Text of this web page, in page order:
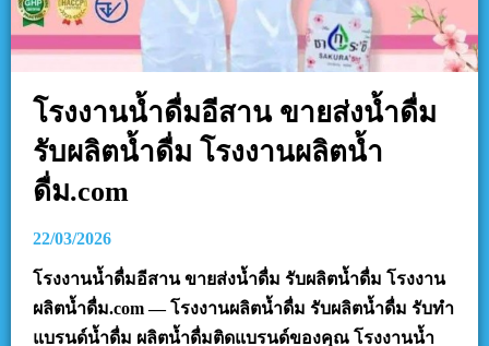
โรงงานน้ำดื่มอีสาน ขายส่งน้ำดื่ม
รับผลิตน้ำดื่ม โรงงานผลิตน้ำ
ดื่ม.com
22/03/2026
โรงงานน้ำดื่มอีสาน ขายส่งน้ำดื่ม รับผลิตน้ำดื่ม โรงงาน
ผลิตน้ำดื่ม.com — โรงงานผลิตน้ำดื่ม รับผลิตน้ำดื่ม รับทำ
แบรนด์น้ำดื่ม ผลิตน้ำดื่มติดแบรนด์ของคุณ โรงงานน้ำ